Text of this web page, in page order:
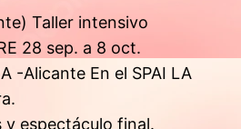
Taller intensivo
28 sep. a 8 oct.
-Alicante En el SPAI LA
y espectáculo final.